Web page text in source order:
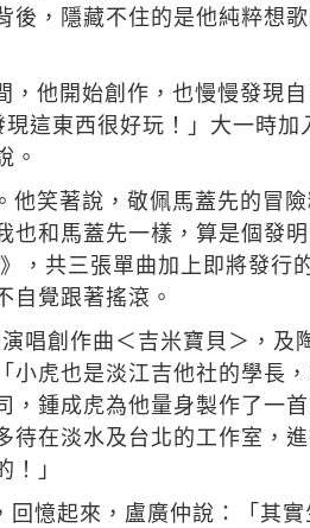
，隱藏不住的是他純粹想
他開始創作，也慢慢發現
這東西很好玩！」大一時
。
笑著說，敬佩馬蓋先的冒
和馬蓋先一樣，算是個發
共三張單曲加上即將發行
自覺跟著搖滾。
唱創作曲＜吉米寶貝＞，及
虎也是淡江吉他社的學長
鍾成虎為他量身製作了一
在淡水及台北的工作室，
」
憶起來，盧廣仲說：「其